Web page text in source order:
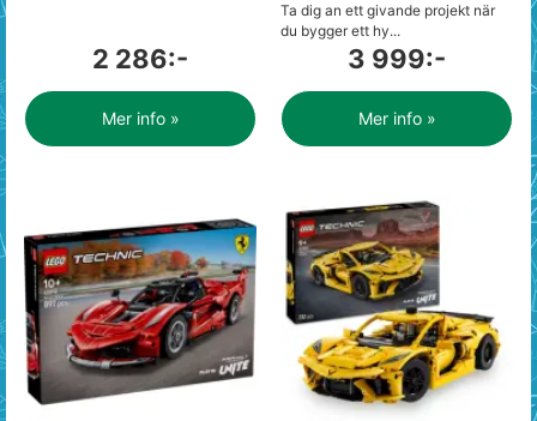
2 286:-
Mer info »
Ta dig an ett givande projekt när
du bygger ett hy...
3 999:-
Mer info »